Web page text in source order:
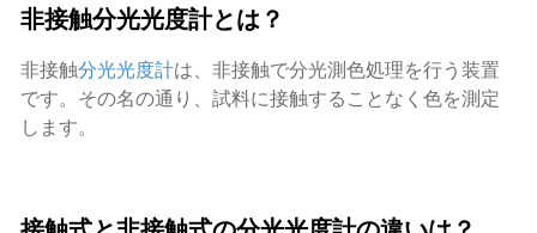
非接触分光光度計とは？
非接触分光光度計は、非接触で分光測色処理を行う装置
です。その名の通り、試料に接触することなく色を測定
します。